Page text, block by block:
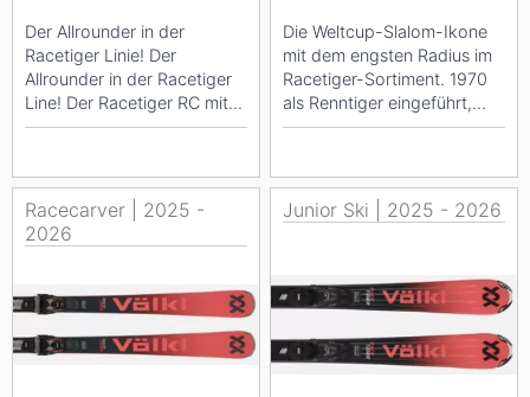
Der Allrounder in der
Racetiger Linie! Der
Allrounder in der Racetiger
Line! Der Racetiger RC mit
Titanalband und
Die Weltcup-Slalom-Ikone
mit dem engsten Radius im
Racetiger-Sortiment. 1970
als Renntiger eingeführt,
verkörpert kein anderer
Racecarver | 2025 -
2026
Junior Ski | 2025 - 2026